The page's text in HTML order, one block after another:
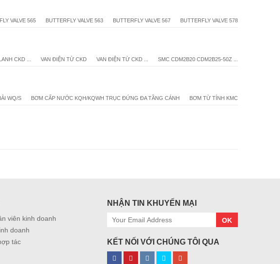
VALVE 565 BUTTERFLY VALVE 563 BUTTERFLY VALVE 567 BUTTERFLY VALVE 578
CKD ... VAN ĐIỆN TỪ CKD VAN ĐIỆN TỪ CKD ... SMC CDM2B20 CDM2B25-50Z ...
WQ/S BƠM CẤP NƯỚC KQH/KQWH TRỤC ĐỨNG ĐA TẦNG CÁNH BƠM TỪ TÍNH KMC
viên kinh doanh
doanh
tác
NHẬN TIN KHUYẾN MẠI
OK
KẾT NỐI VỚI CHÚNG TÔI QUA